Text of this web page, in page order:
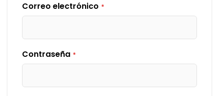
Correo electrónico
Contraseña